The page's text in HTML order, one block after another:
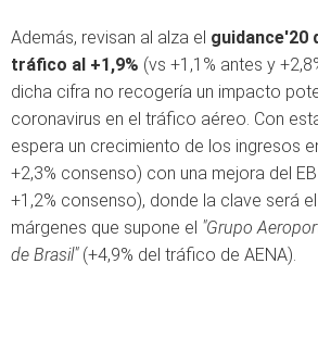
Además, revisan al alza el guidance'20
tráfico al +1,9% (vs +1,1% antes y
dicha cifra no recogería un impacto
coronavirus en el tráfico aéreo. Con
espera un crecimiento de los ingresos
+2,3% consenso) con una mejora del
+1,2% consenso), donde la clave será
márgenes que supone el "Grupo
de Brasil"(+4,9% del tráfico de AENA).